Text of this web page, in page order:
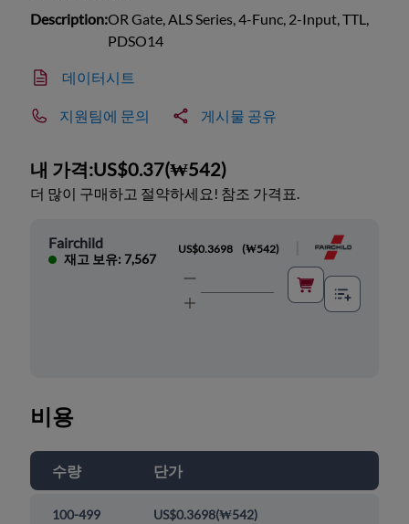
Description:OR Gate, ALS Series, 4-Func, 2-Input, TTL,
PDSO14
데이터시트
지원팀에 문의 게시물 공유
내 가격:US$0.37(₩542)
더 많이 구매하고 절약하세요! 참조 가격표.
Fairchild
재고 보유: 7,567
US$0.3698 (₩542)
비용
수량 단가
100-499 US$0.3698(₩542)